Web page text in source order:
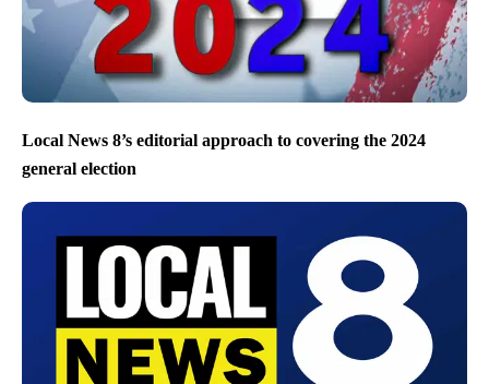
Local News 8’s editorial approach to covering the 2024
general election